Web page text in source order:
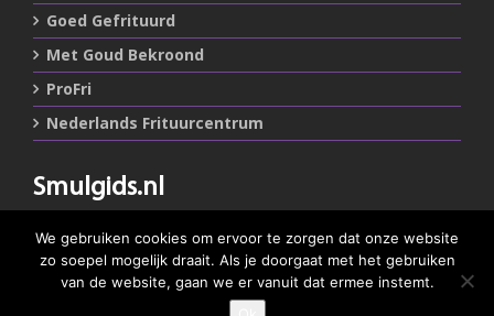
Goed Gefrituurd
Met Goud Bekroond
ProFri
Nederlands Frituurcentrum
Smulgids.nl
Blaarthemseweg 72
5502 JW Veldhoven
We gebruiken cookies om ervoor te zorgen dat onze website
zo soepel mogelijk draait. Als je doorgaat met het gebruiken
van de website, gaan we er vanuit dat ermee instemt.